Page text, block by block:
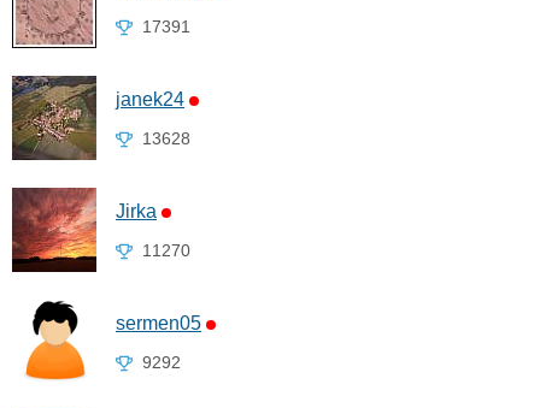
17391
janek24
13628
Jirka
11270
sermen05
9292